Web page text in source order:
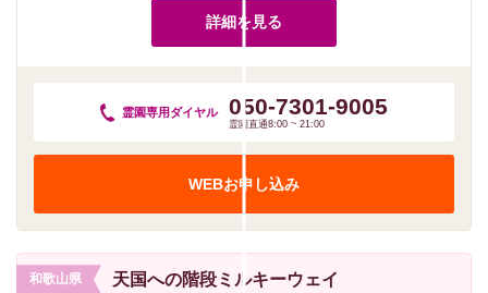
詳細を見る
霊園専用 ダイヤル 050-7301-9005
霊園直通8:00 ~ 21:00
WEBお申し込み
和歌山県 天国への階段ミルキーウェイ